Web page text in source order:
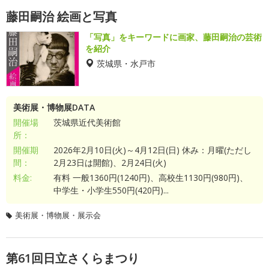
藤田嗣治 絵画と写真
「写真」をキーワードに画家、藤田嗣治の芸術
を紹介
茨城県・水戸市
美術展・博物展DATA
開催場
所：
茨城県近代美術館
開催期
間：
2026年2月10日(火)～4月12日(日) 休み：月曜(ただし
2月23日は開館)、2月24日(火)
料金:
有料 一般1360円(1240円)、高校生1130円(980円)、
中学生・小学生550円(420円)...
美術展・博物展・展示会
第61回日立さくらまつり